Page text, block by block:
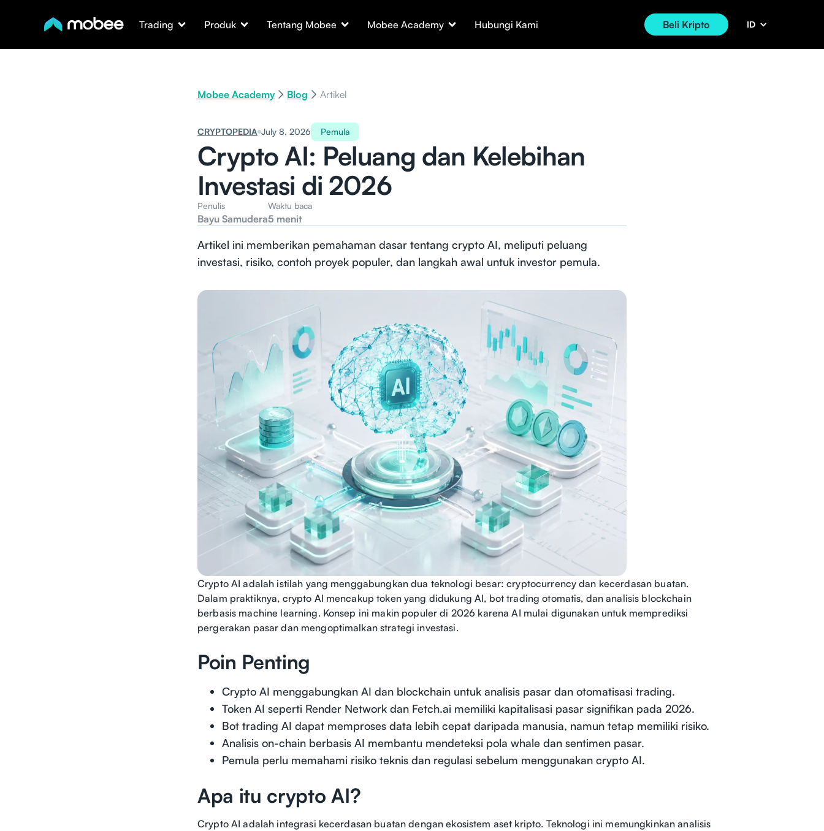
Trading Produk Tentang Mobee Mobee Academy Hubungi Kami Beli Kripto ID
Mobee Academy Blog Artikel
Pemula
CRYPTOPEDIA July 8, 2026
Crypto AI: Peluang dan Kelebihan
Investasi di 2026
Penulis
Bayu Samudera
Waktu baca
5 menit
Artikel ini memberikan pemahaman dasar tentang crypto AI, meliputi peluang
investasi, risiko, contoh proyek populer, dan langkah awal untuk investor pemula.
Crypto AI adalah istilah yang menggabungkan dua teknologi besar: cryptocurrency dan kecerdasan buatan.
Dalam praktiknya, crypto AI mencakup token yang didukung AI, bot trading otomatis, dan analisis blockchain
berbasis machine learning. Konsep ini makin populer di 2026 karena AI mulai digunakan untuk memprediksi
pergerakan pasar dan mengoptimalkan strategi investasi.
Poin Penting
Crypto AI menggabungkan AI dan blockchain untuk analisis pasar dan otomatisasi trading.
Token AI seperti Render Network dan Fetch.ai memiliki kapitalisasi pasar signifikan pada 2026.
Bot trading AI dapat memproses data lebih cepat daripada manusia, namun tetap memiliki risiko.
Analisis on-chain berbasis AI membantu mendeteksi pola whale dan sentimen pasar.
Pemula perlu memahami risiko teknis dan regulasi sebelum menggunakan crypto AI.
Apa itu crypto AI?
Crypto AI adalah integrasi kecerdasan buatan dengan ekosistem aset kripto. Teknologi ini memungkinkan analisis